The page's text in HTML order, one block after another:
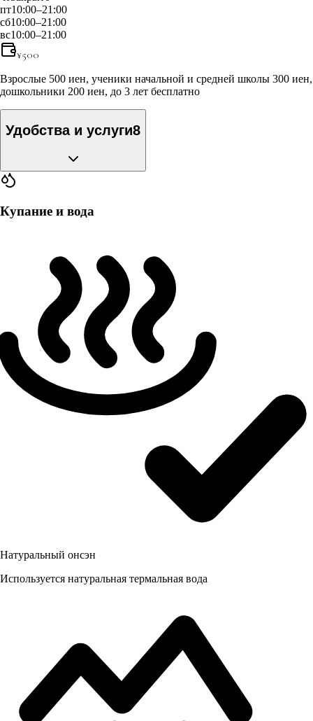
пт10:00–21:00
сб10:00–21:00
вс10:00–21:00
¥500
Взрослые 500 иен, ученики начальной и средней школы 300 иен,
дошкольники 200 иен, до 3 лет бесплатно
Удобства и услуги8
Купание и вода
Натуральный онсэн
Используется натуральная термальная вода